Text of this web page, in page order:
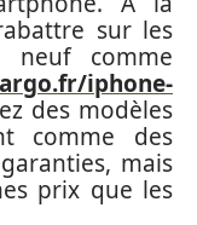
sur les
neuf comme
iphone-
des modèles
comme des
mais
prix que les